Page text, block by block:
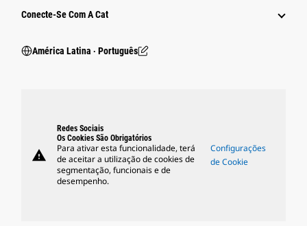
Conecte-Se Com A Cat
América Latina ‧ Português
warning
Redes Sociais
Os Cookies São Obrigatórios
Para ativar esta funcionalidade, terá
de aceitar a utilização de cookies de
segmentação, funcionais e de
desempenho.
Configurações
de Cookie